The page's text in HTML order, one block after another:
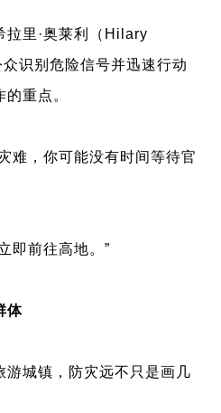
拉里·奥莱利（Hilary
识别危险信号并迅速行动
重点。
难，你可能没有时间等待官
即前往高地。”
体
游城镇，防灾远不只是画几